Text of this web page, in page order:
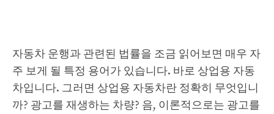
자동차 운행과 관련된 법률을 조금 읽어보면 매우 자
주 보게 될 특정 용어가 있습니다. 바로 상업용 자동
차입니다. 그러면 상업용 자동차란 정확히 무엇입니
까? 광고를 재생하는 차량? 음, 이론적으로는 광고를